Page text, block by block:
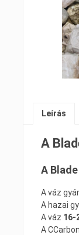
Leírás
A
A
A váz
A hazai
A váz 16-
A